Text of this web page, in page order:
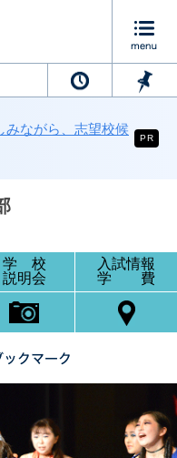
みながら、志望校候
PR
学 校
説明会
入試情報
学 費